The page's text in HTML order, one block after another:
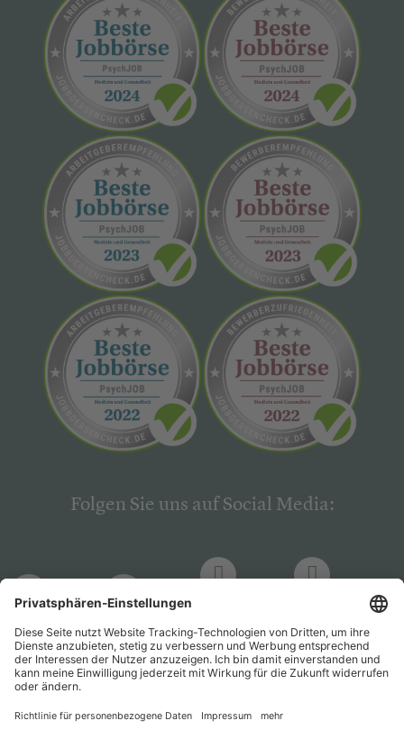
Folgen Sie uns auf Social Media:
PsychJOB PsychJOB
Hogrefe
Verlag
Hogrefe
Verlag